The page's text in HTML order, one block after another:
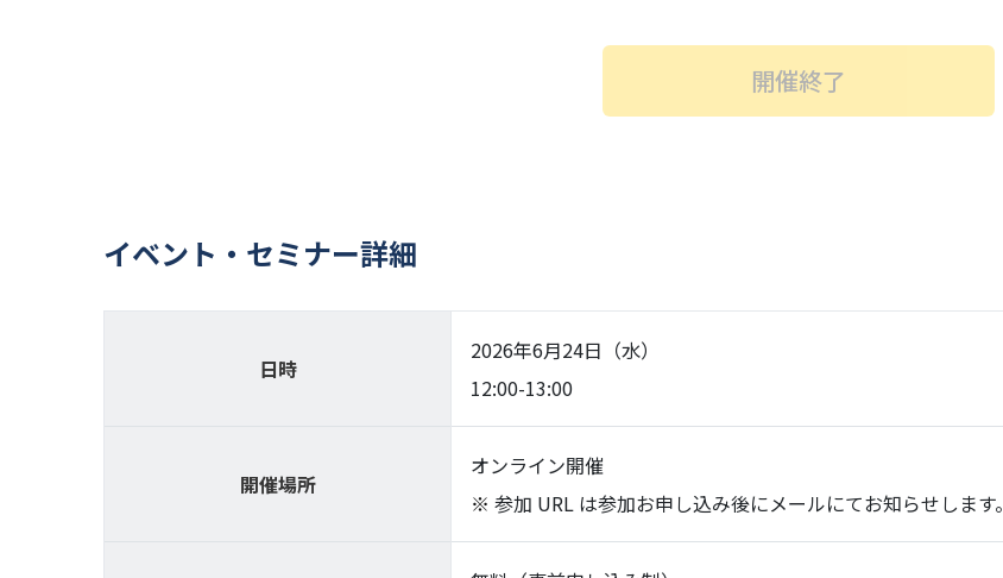
開催終了
イベント・セミナー詳細
日時
2026年6月24日（水）
12:00-13:00
開催場所
オンライン開催
参加 URL は参加お申し込み後にメールにてお知らせします。